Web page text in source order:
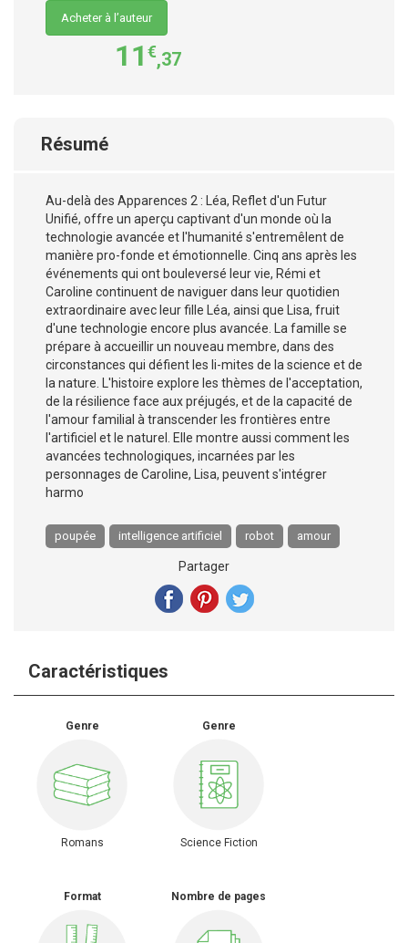
Acheter à l’auteur
11 €,37
Résumé
Au-delà des Apparences 2 : Léa, Reflet d'un Futur
Unifié, offre un aperçu captivant d'un monde où la
technologie avancée et l'humanité s'entremêlent de
manière pro-fonde et émotionnelle. Cinq ans après les
événements qui ont bouleversé leur vie, Rémi et
Caroline continuent de naviguer dans leur quotidien
extraordinaire avec leur fille Léa, ainsi que Lisa, fruit
d'une technologie encore plus avancée. La famille se
prépare à accueillir un nouveau membre, dans des
circonstances qui défient les li-mites de la science et de
la nature. L'histoire explore les thèmes de l'acceptation,
de la résilience face aux préjugés, et de la capacité de
l'amour familial à transcender les frontières entre
l'artificiel et le naturel. Elle montre aussi comment les
avancées technologiques, incarnées par les
personnages de Caroline, Lisa, peuvent s'intégrer
harmo
poupée intelligence artificiel robot amour
Partager
Caractéristiques
Genre
Romans
Genre
Science Fiction
Format Nombre de pages